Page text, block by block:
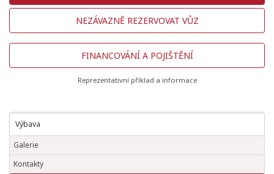
NEZÁVAZNĚ REZERVOVAT VŮZ
FINANCOVÁNÍ A POJIŠTĚNÍ
Reprezentativní příklad a informace
Výbava
Galerie
Kontakty